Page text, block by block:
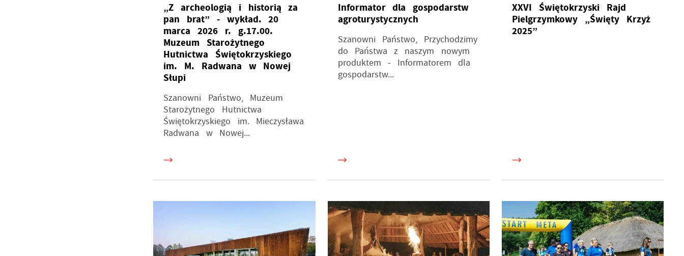
„Z archeologią i historią za
pan brat” - wykład. 20
marca 2026 r. g.17.00.
Muzeum Starożytnego
Hutnictwa Świętokrzyskiego
im. M. Radwana w Nowej
Słupi
Szanowni Państwo, Muzeum
Starożytnego Hutnictwa
Świętokrzyskiego im. Mieczysława
Radwana w Nowej...
Informator dla gospodarstw
agroturystycznych
Szanowni Państwo, Przychodzimy
do Państwa z naszym nowym
produktem - Informatorem dla
gospodarstw...
XXVI Świętokrzyski Rajd
Pielgrzymkowy „Święty Krzyż
2025”